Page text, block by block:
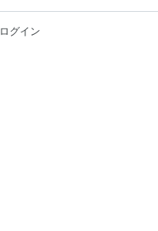
ログイン